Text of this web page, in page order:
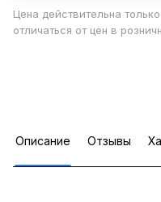
Цена действительна
отличаться от цен в
Описание Отзывы